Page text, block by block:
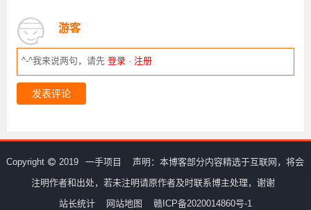
游客
^-^我来说两句，请先登录 · 注册
发表评论
Copyright 2019 一手项目
声明：本博客部分内容精选于互联网，将会
注明作者和出处，若未注明请原作者及时联系博主处理，谢谢
站长统计
网站地图 赣ICP备2020014860号-1